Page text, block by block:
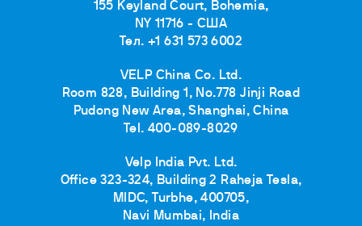
155 Keyland Court, Bohemia,
NY 11716 - США
Тел. +1 631 573 6002
VELP China Co. Ltd.
Room 828, Building 1, No.778 Jinji Road
Pudong New Area, Shanghai, China
Tel. 400-089-8029
Velp India Pvt. Ltd.
Office 323-324, Building 2 Raheja Tesla,
MIDC, Turbhe, 400705,
Navi Mumbai, India